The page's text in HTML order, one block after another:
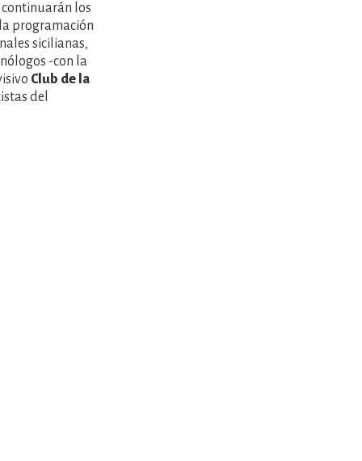
los
programación
sicilianas,
-con la
Club de la
del